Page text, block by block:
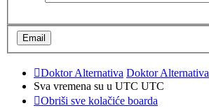
Doktor Alternativa Doktor Alternativa
Sva vremena su u UTC UTC
Obriši sve kolačiće boarda